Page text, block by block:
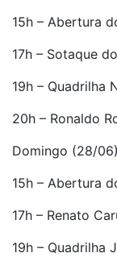
15h – Abertura
17h – Sotaque
19h – Quadrilha
20h – Ronaldo
Domingo (28/06)
15h – Abertura
17h – Renato
19h – Quadrilha